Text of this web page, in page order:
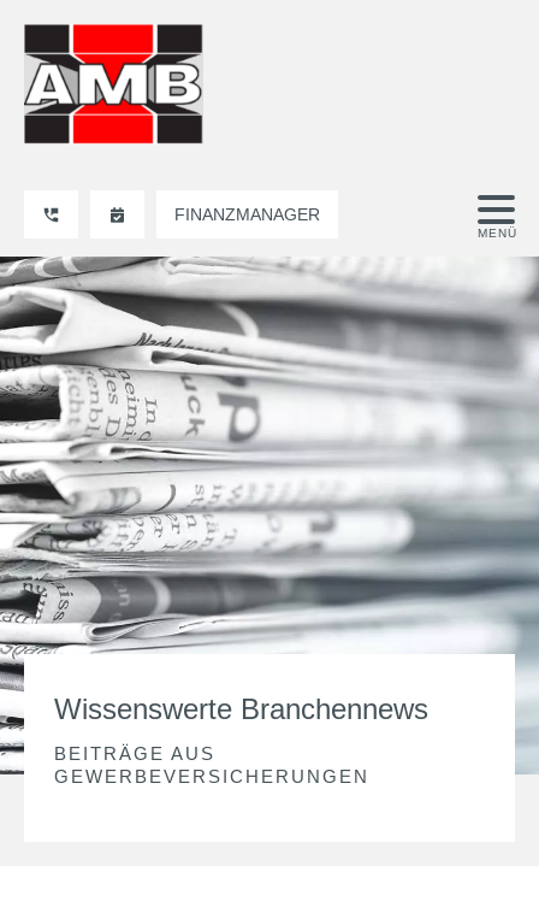
FINANZMANAGER
Wissenswerte Branchennews
BEITRÄGE AUS
GEWERBEVERSICHERUNGEN